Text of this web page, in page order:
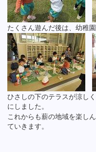
たくさん遊んだ後は、幼稚
ひさしの下のテラスが涼し
にしました。
これからも薪の地域を楽し
ていきます。